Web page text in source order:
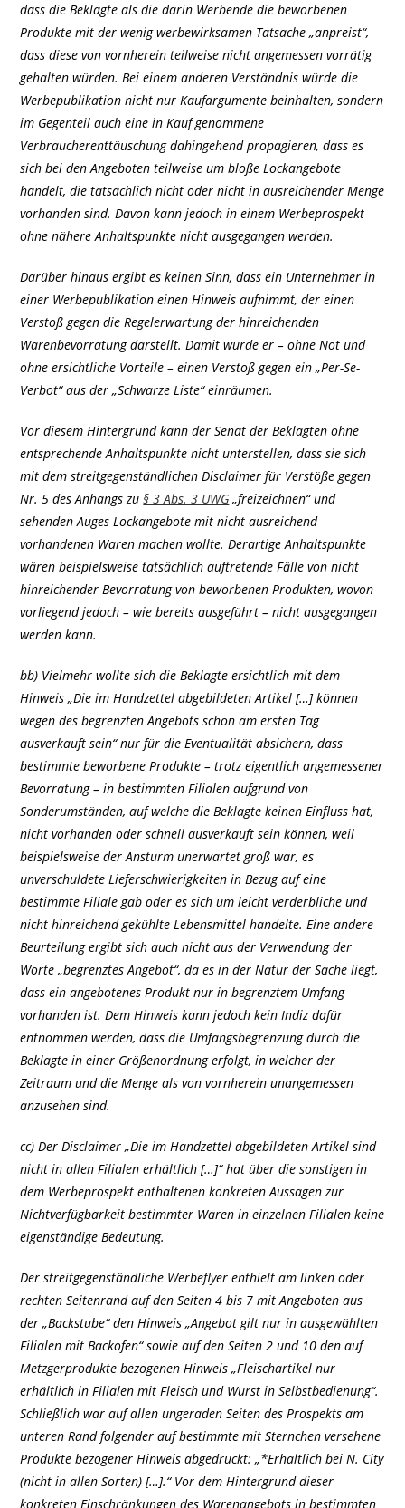
dass die Beklagte als die darin Werbende die beworbenen
Produkte mit der wenig werbewirksamen Tatsache „anpreist“,
dass diese von vornherein teilweise nicht angemessen vorrätig
gehalten würden. Bei einem anderen Verständnis würde die
Werbepublikation nicht nur Kaufargumente beinhalten, sondern
im Gegenteil auch eine in Kauf genommene
Verbraucherenttäuschung dahingehend propagieren, dass es
sich bei den Angeboten teilweise um bloße Lockangebote
handelt, die tatsächlich nicht oder nicht in ausreichender Menge
vorhanden sind. Davon kann jedoch in einem Werbeprospekt
ohne nähere Anhaltspunkte nicht ausgegangen werden.
Darüber hinaus ergibt es keinen Sinn, dass ein Unternehmer in
einer Werbepublikation einen Hinweis aufnimmt, der einen
Verstoß gegen die Regelerwartung der hinreichenden
Warenbevorratung darstellt. Damit würde er – ohne Not und
ohne ersichtliche Vorteile – einen Verstoß gegen ein „Per-Se-
Verbot“ aus der „Schwarze Liste“ einräumen.
Vor diesem Hintergrund kann der Senat der Beklagten ohne
entsprechende Anhaltspunkte nicht unterstellen, dass sie sich
mit dem streitgegenständlichen Disclaimer für Verstöße gegen
Nr. 5 des Anhangs zu§ 3 Abs. 3 UWG „freizeichnen“ und
sehenden Auges Lockangebote mit nicht ausreichend
vorhandenen Waren machen wollte. Derartige Anhaltspunkte
wären beispielsweise tatsächlich auftretende Fälle von nicht
hinreichender Bevorratung von beworbenen Produkten, wovon
vorliegend jedoch – wie bereits ausgeführt – nicht ausgegangen
werden kann.
bb) Vielmehr wollte sich die Beklagte ersichtlich mit dem
Hinweis „Die im Handzettel abgebildeten Artikel […] können
wegen des begrenzten Angebots schon am ersten Tag
ausverkauft sein“ nur für die Eventualität absichern, dass
bestimmte beworbene Produkte – trotz eigentlich angemessener
Bevorratung – in bestimmten Filialen aufgrund von
Sonderumständen, auf welche die Beklagte keinen Einfluss hat,
nicht vorhanden oder schnell ausverkauft sein können, weil
beispielsweise der Ansturm unerwartet groß war, es
unverschuldete Lieferschwierigkeiten in Bezug auf eine
bestimmte Filiale gab oder es sich um leicht verderbliche und
nicht hinreichend gekühlte Lebensmittel handelte. Eine andere
Beurteilung ergibt sich auch nicht aus der Verwendung der
Worte „begrenztes Angebot“, da es in der Natur der Sache liegt,
dass ein angebotenes Produkt nur in begrenztem Umfang
vorhanden ist. Dem Hinweis kann jedoch kein Indiz dafür
entnommen werden, dass die Umfangsbegrenzung durch die
Beklagte in einer Größenordnung erfolgt, in welcher der
Zeitraum und die Menge als von vornherein unangemessen
anzusehen sind.
cc) Der Disclaimer „Die im Handzettel abgebildeten Artikel sind
nicht in allen Filialen erhältlich […]“ hat über die sonstigen in
dem Werbeprospekt enthaltenen konkreten Aussagen zur
Nichtverfügbarkeit bestimmter Waren in einzelnen Filialen keine
eigenständige Bedeutung.
Der streitgegenständliche Werbeflyer enthielt am linken oder
rechten Seitenrand auf den Seiten 4 bis 7 mit Angeboten aus
der „Backstube“ den Hinweis „Angebot gilt nur in ausgewählten
Filialen mit Backofen“ sowie auf den Seiten 2 und 10 den auf
Metzgerprodukte bezogenen Hinweis „Fleischartikel nur
erhältlich in Filialen mit Fleisch und Wurst in Selbstbedienung“.
Schließlich war auf allen ungeraden Seiten des Prospekts am
unteren Rand folgender auf bestimmte mit Sternchen versehene
Produkte bezogener Hinweis abgedruckt: „*Erhältlich bei N. City
(nicht in allen Sorten) […].“ Vor dem Hintergrund dieser
konkreten Einschränkungen des Warenangebots in bestimmten